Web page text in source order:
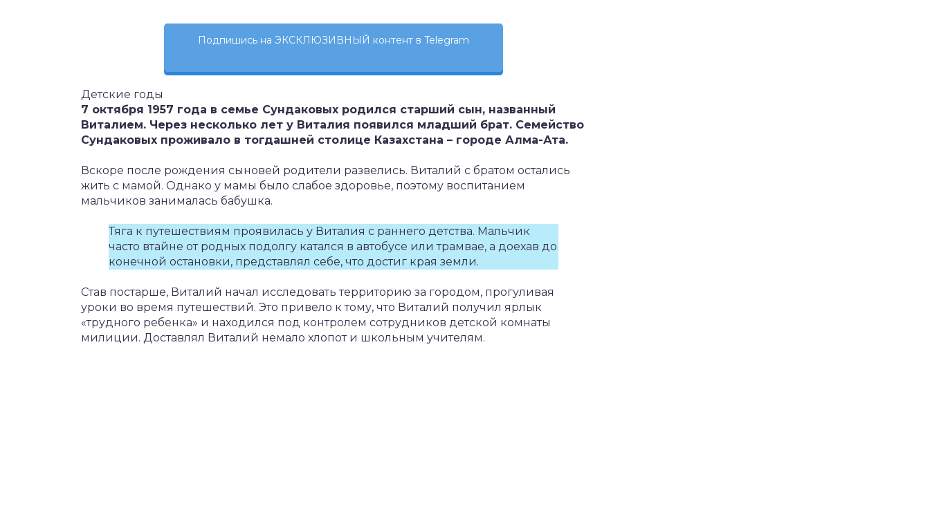
Подпишись на ЭКСКЛЮЗИВНЫЙ контент в Telegram
Детские годы
7 октября 1957 года в семье Сундаковых родился старший сын, названный
Виталием. Через несколько лет у Виталия появился младший брат. Семейство
Сундаковых проживало в тогдашней столице Казахстана – городе Алма-Ата.
Вскоре после рождения сыновей родители развелись. Виталий с братом остались
жить с мамой. Однако у мамы было слабое здоровье, поэтому воспитанием
мальчиков занималась бабушка.
Тяга к путешествиям проявилась у Виталия с раннего детства. Мальчик
часто втайне от родных подолгу катался в автобусе или трамвае, а доехав до
конечной остановки, представлял себе, что достиг края земли.
Став постарше, Виталий начал исследовать территорию за городом, прогуливая
уроки во время путешествий. Это привело к тому, что Виталий получил ярлык
«трудного ребенка» и находился под контролем сотрудников детской комнаты
милиции. Доставлял Виталий немало хлопот и школьным учителям.